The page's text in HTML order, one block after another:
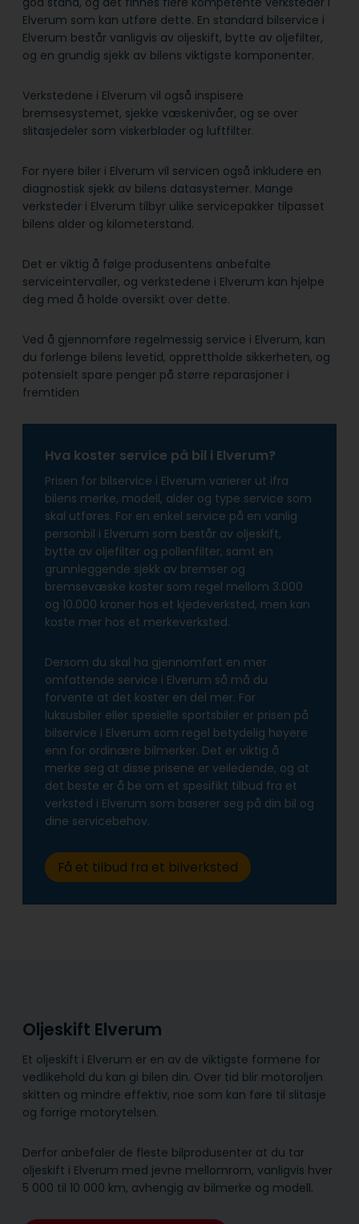
Elverum som kan utføre dette. En standard bilservice i
Elverum består vanligvis av oljeskift, bytte av oljefilter,
og en grundig sjekk av bilens viktigste komponenter.
Verkstedene i Elverum vil også inspisere
bremsesystemet, sjekke væskenivåer, og se over
slitasjedeler som viskerblader og luftfilter.
For nyere biler i Elverum vil servicen også inkludere en
diagnostisk sjekk av bilens datasystemer. Mange
verksteder i Elverum tilbyr ulike servicepakker tilpasset
bilens alder og kilometerstand.
Det er viktig å følge produsentens anbefalte
serviceintervaller, og verkstedene i Elverum kan hjelpe
deg med å holde oversikt over dette.
Ved å gjennomføre regelmessig service i Elverum, kan
du forlenge bilens levetid, opprettholde sikkerheten, og
potensielt spare penger på større reparasjoner i
fremtiden
Hva koster service på bil i Elverum?
Prisen for bilservice i Elverum varierer ut ifra
bilens merke, modell, alder og type service som
skal utføres. For en enkel service på en vanlig
personbil i Elverum som består av oljeskift,
bytte av oljefilter og pollenfilter, samt en
grunnleggende sjekk av bremser og
bremsevæske koster som regel mellom 3.000
og 10.000 kroner hos et kjedeverksted, men kan
koste mer hos et merkeverksted.
Dersom du skal ha gjennomført en mer
omfattende service i Elverum så må du
forvente at det koster en del mer. For
luksusbiler eller spesielle sportsbiler er prisen på
bilservice i Elverum som regel betydelig høyere
enn for ordinære bilmerker. Det er viktig å
merke seg at disse prisene er veiledende, og at
det beste er å be om et spesifikt tilbud fra et
verksted i Elverum som baserer seg på din bil og
dine servicebehov.
Få et tilbud fra et bilverksted
Oljeskift Elverum
Et oljeskift i Elverum er en av de viktigste formene for
vedlikehold du kan gi bilen din. Over tid blir motoroljen
skitten og mindre effektiv, noe som kan føre til slitasje
og forrige motorytelsen.
Derfor anbefaler de fleste bilprodusenter at du tar
oljeskift i Elverum med jevne mellomrom, vanligvis hver
5 000 til 10 000 km, avhengig av bilmerke og modell.